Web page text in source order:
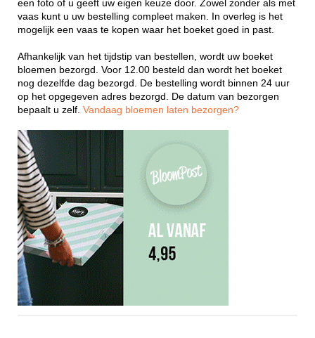
een foto of u geeft uw eigen keuze door. Zowel zonder als met
vaas kunt u uw bestelling compleet maken. In overleg is het
mogelijk een vaas te kopen waar het boeket goed in past.
Afhankelijk van het tijdstip van bestellen, wordt uw boeket
bloemen bezorgd. Voor 12.00 besteld dan wordt het boeket
nog dezelfde dag bezorgd. De bestelling wordt binnen 24 uur
op het opgegeven adres bezorgd. De datum van bezorgen
bepaalt u zelf. Vandaag bloemen laten bezorgen?